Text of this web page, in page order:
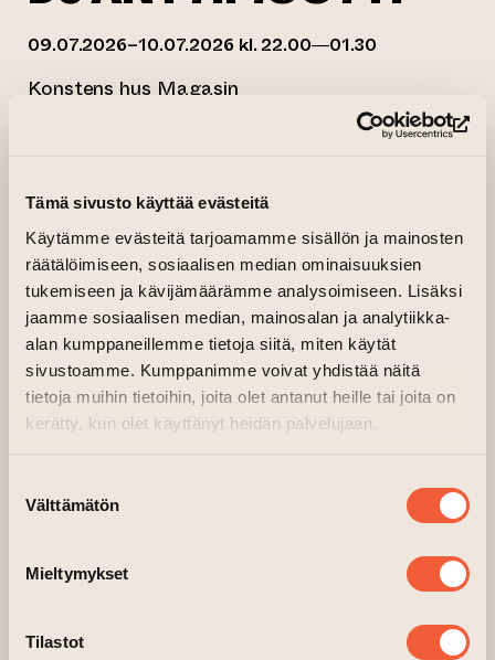
Tämä sivusto käyttää evästeitä
Käytämme evästeitä tarjoamamme sisällön ja mainosten
räätälöimiseen, sosiaalisen median ominaisuuksien
tukemiseen ja kävijämäärämme analysoimiseen. Lisäksi
jaamme sosiaalisen median, mainosalan ja analytiikka-
alan kumppaneillemme tietoja siitä, miten käytät
sivustoamme. Kumppanimme voivat yhdistää näitä
tietoja muihin tietoihin, joita olet antanut heille tai joita on
kerätty, kun olet käyttänyt heidän palvelujaan.
valinta
Välttämätön
Mieltymykset
Tilastot
09.07.2026–10.07.2026 kl. 22.00—01.30
Konstens hus Magasin